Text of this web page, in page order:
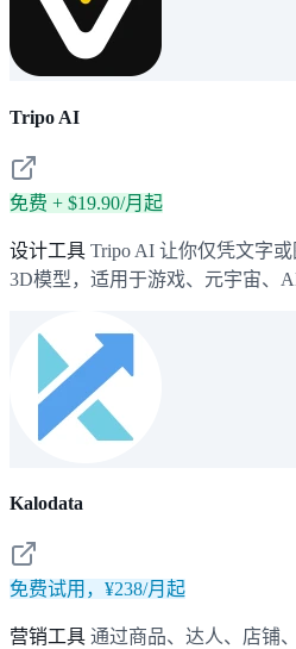
Tripo AI
免费 + $19.90/月起
设计工具 Tripo AI 让你仅凭文字
3D模型，适用于游戏、元宇宙、
Kalodata
免费试用，¥238/月起
营销工具 通过商品、达人、店铺